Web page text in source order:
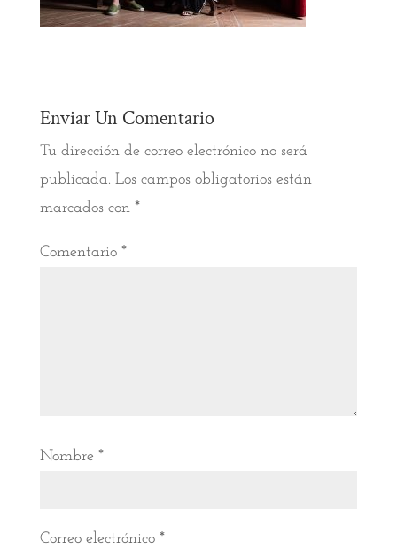
Enviar Un Comentario
Tu dirección de correo electrónico no será
publicada. Los campos obligatorios están
marcados con *
Comentario *
Nombre *
Correo electrónico *